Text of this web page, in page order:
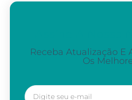
Receba Atualização E
Os